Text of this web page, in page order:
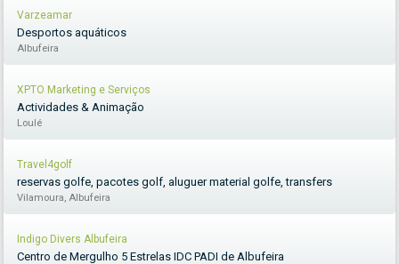
Varzeamar
Desportos aquáticos
Albufeira
XPTO Marketing e Serviços
Actividades & Animação
Loulé
Travel4golf
reservas golfe, pacotes golf, aluguer material golfe, transfers
Vilamoura, Albufeira
Indigo Divers Albufeira
Centro de Mergulho 5 Estrelas IDC PADI de Albufeira